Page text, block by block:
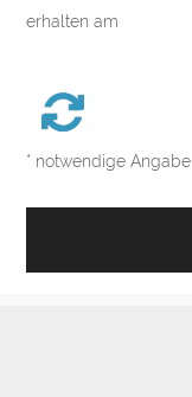
erhalten am
* notwendige Angabe